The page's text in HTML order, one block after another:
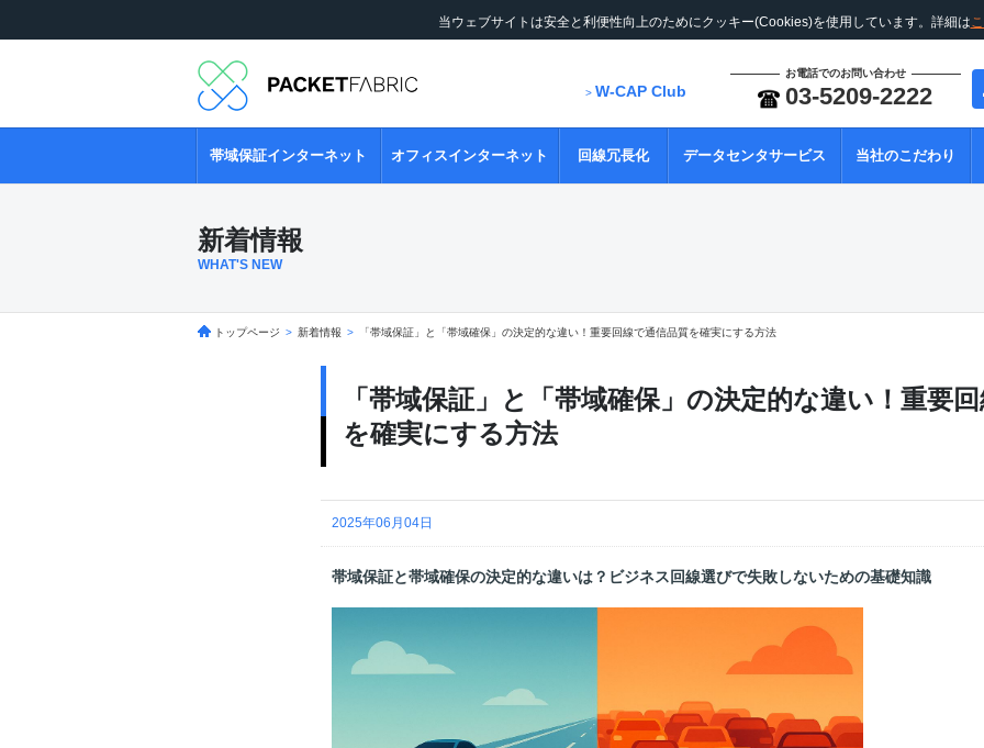
当ウェブサイトは安全と利便性向上のためにクッキー(Cookies)を使用しています。詳細は
お電話でのお問い合わせ
03-5209-2222
> W-CAP Club
帯域保証インターネット オフィスインターネット 回線冗長化 データセンタサービス 当社のこだわり
新着情報
WHAT'S NEW
トップページ > 新着情報 > 「帯域保証」と「帯域確保」の決定的な違い！重要回線で通信品質を確実にする方法
「帯域保証」と「帯域確保」の決定的な違い！重要
を確実にする方法
2025年06月04日
帯域保証と帯域確保の決定的な違いは？ビジネス回線選びで失敗しないための基礎知識